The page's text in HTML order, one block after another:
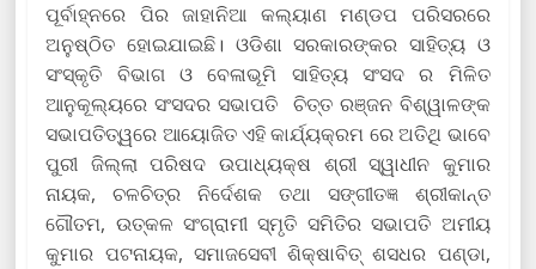
ପୂର୍ବାହ୍ନରେ ପିର ଜାହାନିଆ କଲ୍ୟାଣ ମଣ୍ଡପ ପରିସରରେ
ଅନୁଷ୍ଠିତ ହୋଇଯାଇଛି। ଓଡିଶା ସରକାରଙ୍କର ସାହିତ୍ୟ ଓ
ସଂସ୍କୃତି ବିଭାଗ ଓ ବେଳାଭୂମି ସାହିତ୍ୟ ସଂସଦ ର ମିଳିତ
ଆନୁକୂଲ୍ୟରେ ସଂସଦର ସଭାପତି ଚିତ୍ତ ରଞ୍ଜନ ବିଶ୍ୱାଳଙ୍କ
ସଭାପତିତ୍ୱରେ ଆୟୋଜିତ ଏହି କାର୍ଯ୍ୟକ୍ରମ ରେ ଅତିଥି ଭାବେ
ପୁରୀ ଜିଲ୍ଲା ପରିଷଦ ଉପାଧ୍ୟକ୍ଷ ଶ୍ରୀ ସ୍ୱାଧୀନ କୁମାର
ନାୟକ, ଚଳଚିତ୍ର ନିର୍ଦେଶକ ତଥା ସଙ୍ଗୀତଜ୍ଞ ଶ୍ରୀକାନ୍ତ
ଗୌତମ, ଉତ୍କଳ ସଂଗ୍ରାମୀ ସ୍ମୃତି ସମିତିର ସଭାପତି ଅମୀୟ
କୁମାର ପଟନାୟକ, ସମାଜସେବୀ ଶିକ୍ଷାବିତ୍ ଶସଧର ପଣ୍ଡା,